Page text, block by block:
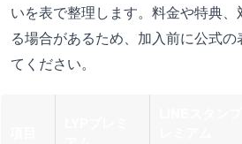
いを表で整理します。料金や特典
る場合があるため、加入前に公式
てください。